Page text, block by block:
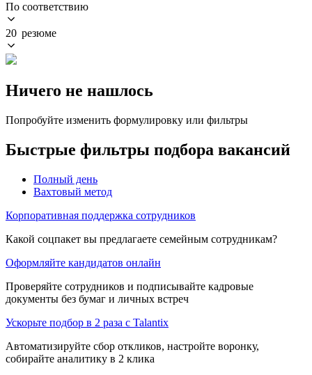
По соответствию
20 резюме
Ничего не нашлось
Попробуйте изменить формулировку или фильтры
Быстрые фильтры подбора вакансий
Полный день
Вахтовый метод
Корпоративная поддержка сотрудников
Какой соцпакет вы предлагаете семейным сотрудникам?
Оформляйте кандидатов онлайн
Проверяйте сотрудников и подписывайте кадровые
документы без бумаг и личных встреч
Ускорьте подбор в 2 раза с Talantix
Автоматизируйте сбор откликов, настройте воронку,
собирайте аналитику в 2 клика